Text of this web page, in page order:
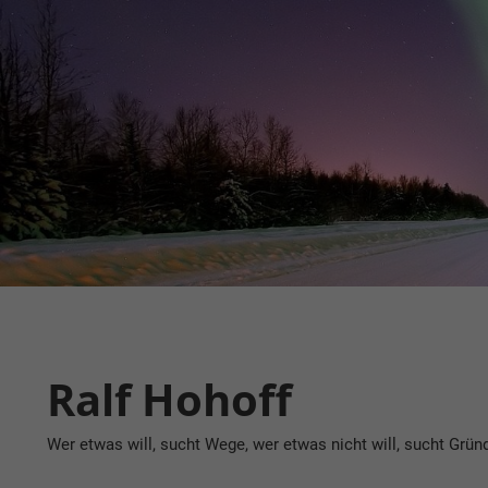
Zum
Inhalt
springen
Ralf Hohoff
Wer etwas will, sucht Wege, wer etwas nicht will, sucht